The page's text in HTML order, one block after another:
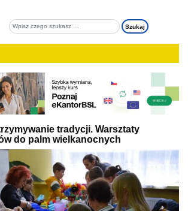
tradycji. Warsztaty
do palm wielkanocnych